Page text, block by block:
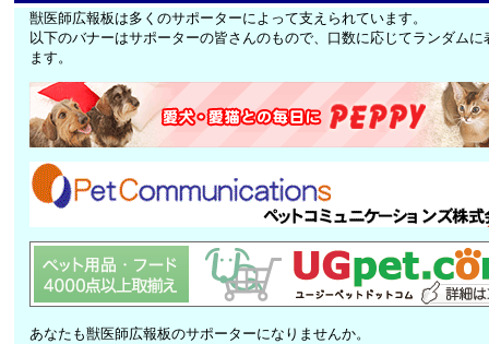
獣医師広報板は多くのサポーターによって支えられています。
以下のバナーはサポーターの皆さんのもので、口数に応じてランダムに
ます。
あなたも獣医師広報板のサポーターになりませんか。